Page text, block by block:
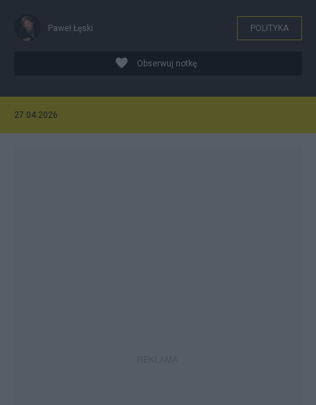
Paweł Łęski POLITYKA
Obserwuj notkę
27.04.2026